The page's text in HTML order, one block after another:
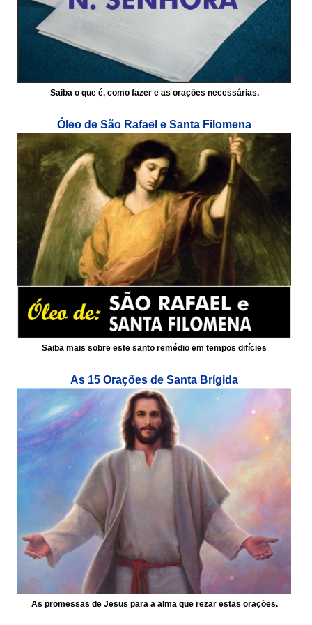
Saiba o que é, como fazer e as orações necessárias.
Óleo de São Rafael e Santa Filomena
Saiba mais sobre este santo remédio em tempos difícies
As 15 Orações de Santa Brígida
As promessas de Jesus para a alma que rezar estas orações.